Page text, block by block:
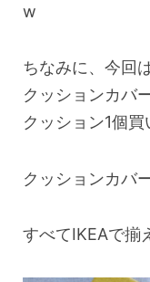
w
ちなみに、今回は
クッションカバ
クッション1個買
クッションカバ
すべてIKEAで揃